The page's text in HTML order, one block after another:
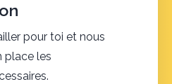
pour toi et nous
place les